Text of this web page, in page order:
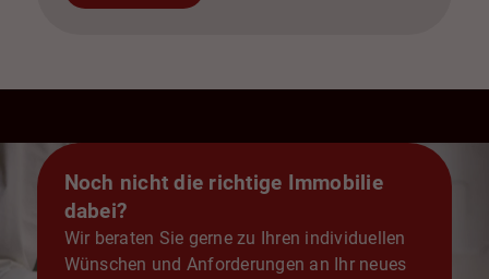
Noch nicht die richtige Immobilie
dabei?
Wir beraten Sie gerne zu Ihren individuellen
Wünschen und Anforderungen an Ihr neues